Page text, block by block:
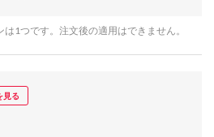
1つです。注文後の適用はできません。
見る